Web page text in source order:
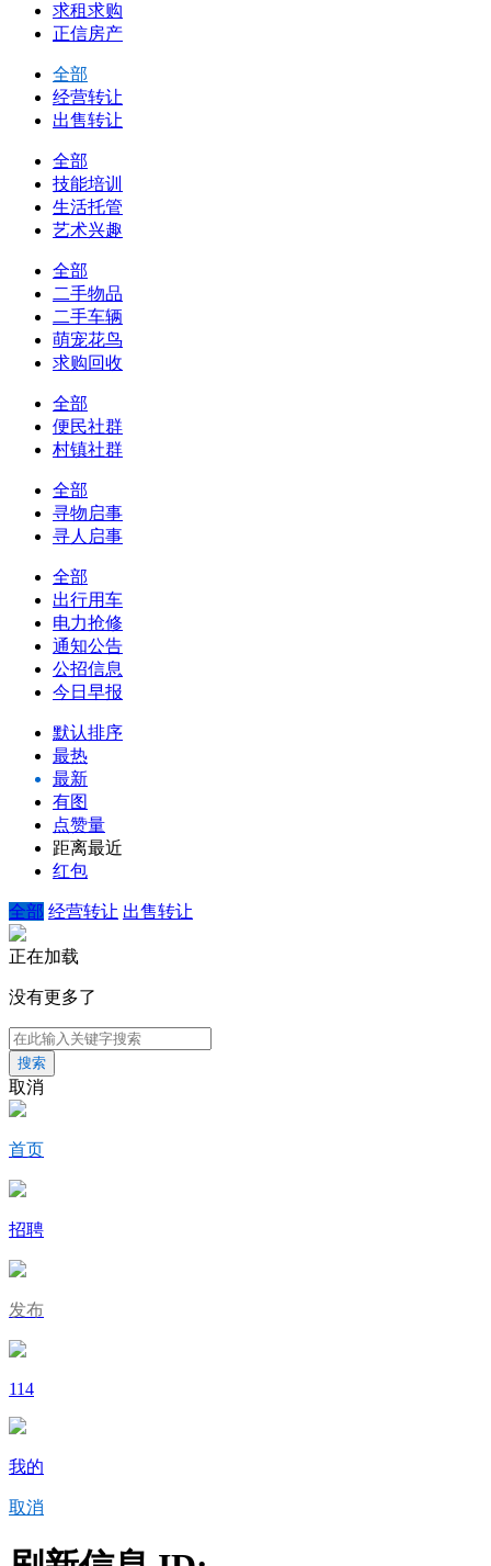
求租求购
正信房产
全部
经营转让
出售转让
全部
技能培训
生活托管
艺术兴趣
全部
二手物品
二手车辆
萌宠花鸟
求购回收
全部
便民社群
村镇社群
全部
寻物启事
寻人启事
全部
出行用车
电力抢修
通知公告
公招信息
今日早报
默认排序
最热
最新
有图
点赞量
距离最近
红包
全部 经营转让 出售转让
正在加载
没有更多了
搜索
取消
首页
招聘
发布
114
我的
取消